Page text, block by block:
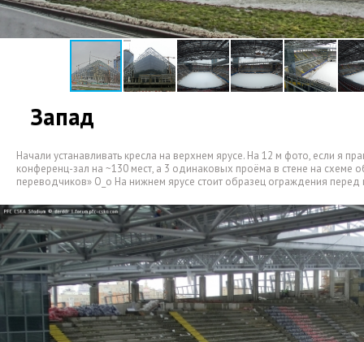
Запад
Начали устанавливать кресла на верхнем ярусе. На 12 м фото, если я
конференц-зал на ~130 мест, а 3 одинаковых проёма в стене на схеме
переводчиков» О_о На нижнем ярусе стоит образец ограждения